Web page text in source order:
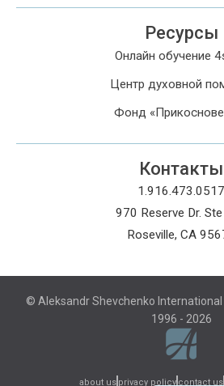
Ресурсы
Онлайн обучение
Центр духовной
Фонд
Контакты
1.916.473.0517
970 Reserve Dr.
Roseville, CA
© Aleksandr Shevchenko International
1996 - 2026
about us privacy policy contact us